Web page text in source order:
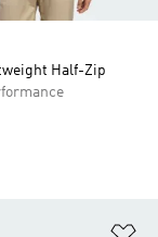
Half-Zip